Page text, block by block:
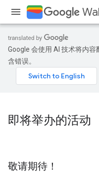
Google 会使用 AI 技术将内
含错误。
即将举办的活动
敬请期待！